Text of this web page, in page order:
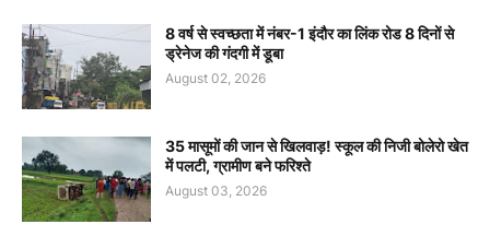
8 वर्ष से स्वच्छता में नंबर-1 इंदौर का लिंक रोड 8 दिनों से
ड्रेनेज की गंदगी में डूबा
August 02, 2026
35 मासूमों की जान से खिलवाड़! स्कूल की निजी बोलेरो खेत
में पलटी, ग्रामीण बने फरिश्ते
August 03, 2026